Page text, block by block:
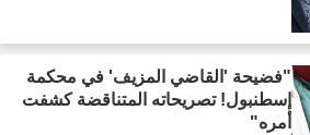
"فضيحة 'القاضي المزيف' في محكمة
إسطنبول! تصريحاته المتناقضة كشفت
أمره"